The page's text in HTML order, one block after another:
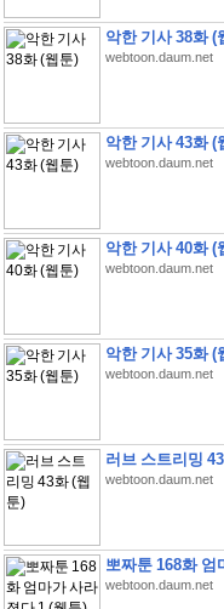
악한 기사 38화 (
webtoon.daum.net
악한 기사 43화 (
webtoon.daum.net
악한 기사 40화 (
webtoon.daum.net
악한 기사 35화 (
webtoon.daum.net
러브 스트리밍
webtoon.daum.net
뽀짜툰 168화 엄
webtoon.daum.net